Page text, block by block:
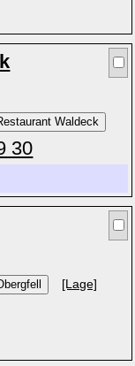
30
[Lage]